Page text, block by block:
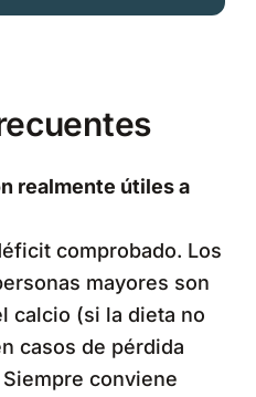
realmente útiles a
comprobado. Los
mayores son
calcio (si la dieta no
casos de pérdida
conviene